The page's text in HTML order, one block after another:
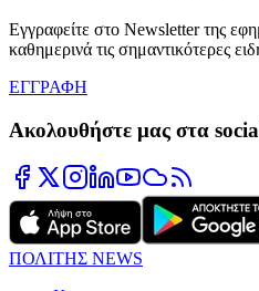
Εγγραφείτε στο Newsletter της
καθημερινά τις σημαντικότερες
ΕΓΓΡΑΦΗ
Ακολουθήστε μας στα
ΠΟΛΙΤΗΣ NEWS